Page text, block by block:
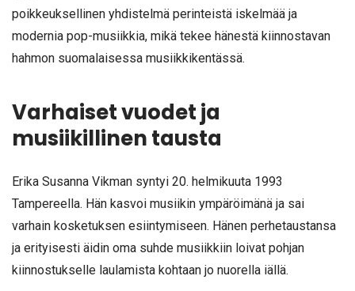
poikkeuksellinen yhdistelmä perinteistä iskelmää ja
modernia pop-musiikkia, mikä tekee hänestä kiinnostavan
hahmon suomalaisessa musiikkikentässä.
Varhaiset vuodet ja
musiikillinen tausta
Erika Susanna Vikman syntyi 20. helmikuuta 1993
Tampereella. Hän kasvoi musiikin ympäröimänä ja sai
varhain kosketuksen esiintymiseen. Hänen perhetaustansa
ja erityisesti äidin oma suhde musiikkiin loivat pohjan
kiinnostukselle laulamista kohtaan jo nuorella iällä.